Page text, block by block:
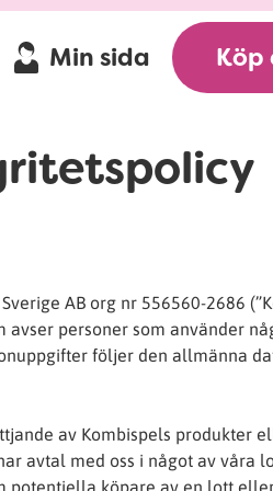
Min sida Köp
AB org nr 556560-2686
avser personer som använder
följer den allmänna
av Kombispels produkter
avtal med oss i något av våra
potentiella köpare av en lott